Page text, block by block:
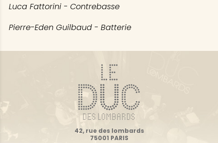
Luca Fattorini - Contrebasse
Pierre-Eden Guilbaud - Batterie
42, rue des lombards
75001 PARIS